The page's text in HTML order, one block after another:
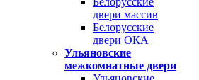
двери массив
Белорусские
двери ОКА
Ульяновские
межкомнатные двери